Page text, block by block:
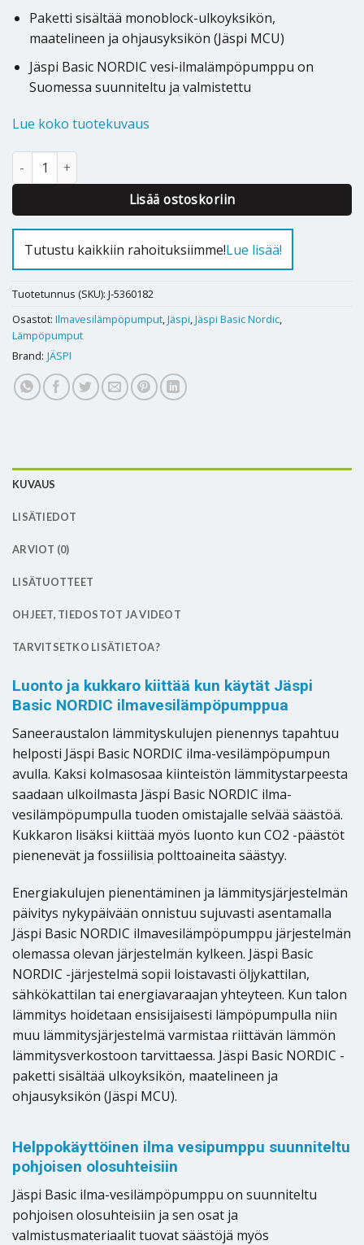
Paketti sisältää monoblock-ulkoyksikön,
maatelineen ja ohjausyksikön (Jäspi MCU)
Jäspi Basic NORDIC vesi-ilmalämpöpumppu on
Suomessa suunniteltu ja valmistettu
Lue koko tuotekuvaus
Ilmavesilämpöpumppu Jäspi Basic NORDIC 12kW määrä
Lisää ostoskoriin
Alternative:
Tutustu kaikkiin rahoituksiimme!Lue lisää!
Tuotetunnus (SKU): J-5360182
Osastot: Ilmavesilämpöpumput Jäspi Jäspi Basic Nordic
Lämpöpumput
Brand: JÄSPI
KUVAUS
LISÄTIEDOT
ARVIOT (0)
LISÄTUOTTEET
OHJEET, TIEDOSTOT JA VIDEOT
TARVITSETKO LISÄTIETOA?
Luonto ja kukkaro kiittää kun käytät Jäspi
Basic NORDIC ilmavesilämpöpumppua
Saneeraustalon lämmityskulujen pienennys tapahtuu
helposti Jäspi Basic NORDIC ilma-vesilämpöpumpun
avulla. Kaksi kolmasosaa kiinteistön lämmitystarpeesta
saadaan ulkoilmasta Jäspi Basic NORDIC ilma-
vesilämpöpumpulla tuoden omistajalle selvää säästöä.
Kukkaron lisäksi kiittää myös luonto kun CO2 -päästöt
pienenevät ja fossiilisia polttoaineita säästyy.
Energiakulujen pienentäminen ja lämmitysjärjestelmän
päivitys nykypäivään onnistuu sujuvasti asentamalla
Jäspi Basic NORDIC ilmavesilämpöpumppu järjestelmän
olemassa olevan järjestelmän kylkeen. Jäspi Basic
NORDIC -järjestelmä sopii loistavasti öljykattilan,
sähkökattilan tai energiavaraajan yhteyteen. Kun talon
lämmitys hoidetaan ensisijaisesti lämpöpumpulla niin
muu lämmitysjärjestelmä varmistaa riittävän lämmön
lämmitysverkostoon tarvittaessa. Jäspi Basic NORDIC -
paketti sisältää ulkoyksikön, maatelineen ja
ohjausyksikön (Jäspi MCU).
Helppokäyttöinen ilma vesipumppu suunniteltu
pohjoisen olosuhteisiin
Jäspi Basic ilma-vesilämpöpumppu on suunniteltu
pohjoisen olosuhteisiin ja sen osat ja
valmistusmateriaalit tuovat säästöjä myös